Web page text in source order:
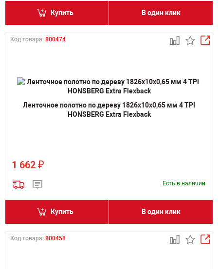
Купить В один клик
Код товара: 800474
Ленточное полотно по дереву 1826х10х0,65 мм 4 TPI
HONSBERG Extra Flexback
1 662 ₽
Есть в наличии
Купить В один клик
Код товара: 800458